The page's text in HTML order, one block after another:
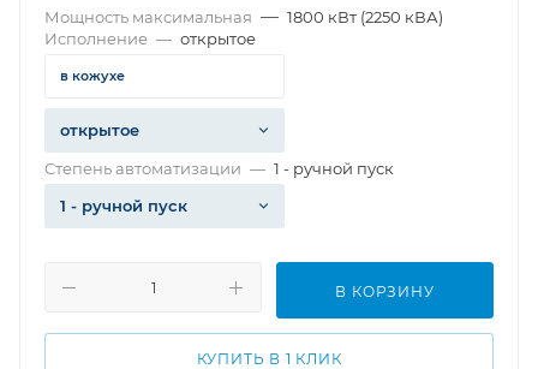
Мощность максимальная — 1800 кВт (2250 кВА)
Исполнение — открытое
в кожухе
открытое
Степень автоматизации — 1 - ручной пуск
1 - ручной пуск
В КОРЗИНУ
КУПИТЬ В 1 КЛИК